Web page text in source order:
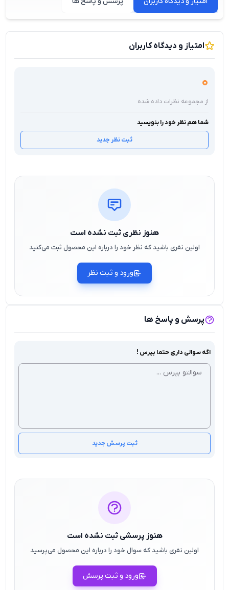
امتیاز و دیدگاه کاربران
0
از مجموعه نظرات داده شده
شما هم نظر خود را بنویسید
ثبت نظر جدید
هنوز نظری ثبت نشده است
اولین نفری باشید که نظر خود را درباره این محصول ثبت می‌کنید
ورود و ثبت نظر
پرسش و پاسخ ها
اگه سوالی داری حتما بپرس !
ثبت پرسش جدید
هنوز پرسشی ثبت نشده است
اولین نفری باشید که سوال خود را درباره این محصول می‌پرسید
ورود و ثبت پرسش